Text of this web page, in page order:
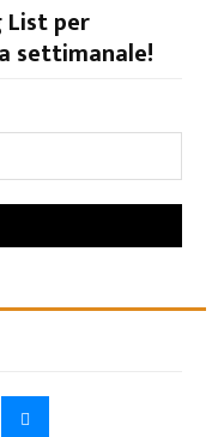
per
settimanale!